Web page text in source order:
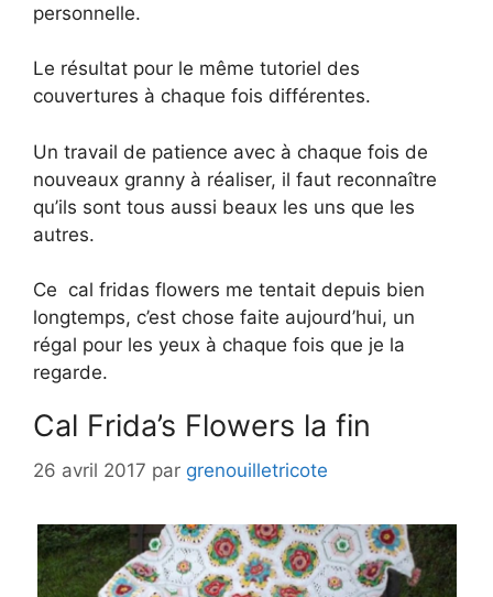
personnelle.
Le résultat pour le même tutoriel des
couvertures à chaque fois différentes.
Un travail de patience avec à chaque fois de
nouveaux granny à réaliser, il faut reconnaître
qu’ils sont tous aussi beaux les uns que les
autres.
Ce cal fridas flowers me tentait depuis bien
longtemps, c’est chose faite aujourd’hui, un
régal pour les yeux à chaque fois que je la
regarde.
Cal Frida’s Flowers la fin
26 avril 2017 par grenouilletricote